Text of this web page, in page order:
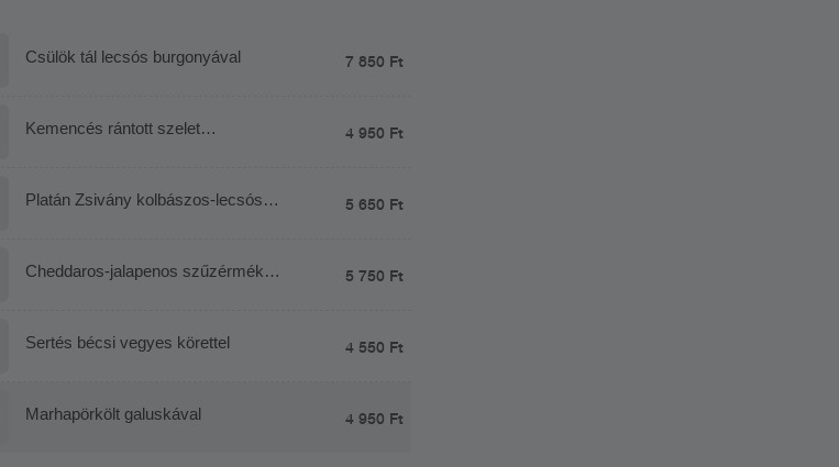
Csülök tál lecsós burgonyával 7 850 Ft
Kemencés rántott szelet
4 950 Ft
Platán Zsivány kolbászos-lecsós
5 650 Ft
Cheddaros-jalapenos szűzérmék
5 750 Ft
Sertés bécsi vegyes körettel 4 550 Ft
Marhapörkölt galuskával 4 950 Ft